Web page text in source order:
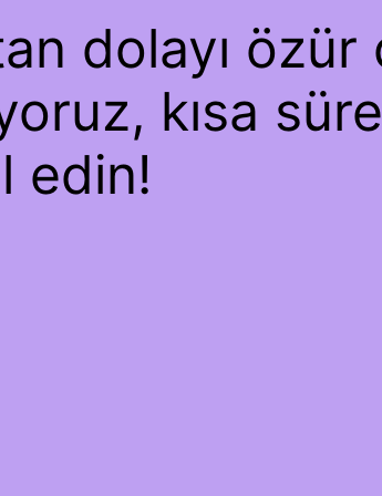
dolayı özür
kısa
edin!